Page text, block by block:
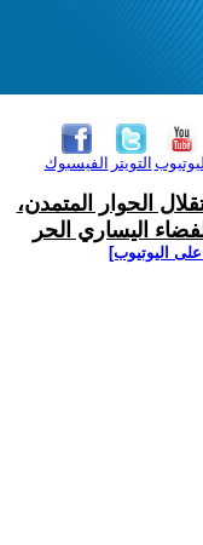
الفيسبوك التويتر
الحوار المتمدن،
اليساري الحر
اليوتيوب]